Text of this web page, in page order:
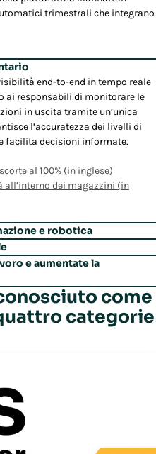
trimestrali che integrano
end-to-end in tempo reale
ai responsabili di monitorare le
in uscita tramite un’unica
l’accuratezza dei livelli di
facilita decisioni informate.
al 100% (in inglese)
dei magazzini (in
e robotica
(WES) integrato
gestione dell’automazione e
del WMS, garantendo
automatizzate. Questo sistema,
responsabili di integrare
richiesta di risorse IT.
diWarehouse
ordini
la flessibilità e il
In questo modo i responsabili di
efficace alle complesse
e aumentate la
di Manhattan, il sistema utilizza
dei dipendenti, offre una
reale e consente di migliorare la
dipendenti
trovano il giusto equilibrio
come
categorie